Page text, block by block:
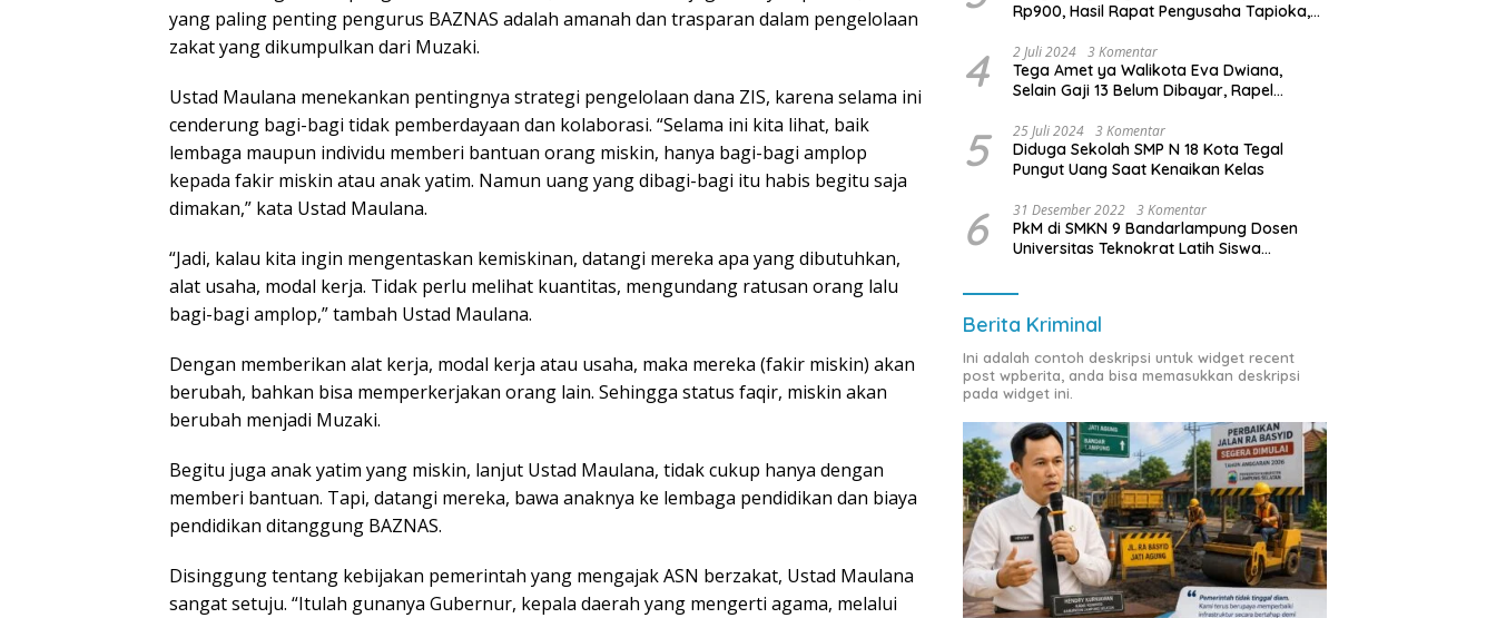
yang paling penting pengurus BAZNAS adalah amanah dan trasparan dalam pengelolaan
zakat yang dikumpulkan dari Muzaki.
Ustad Maulana menekankan pentingnya strategi pengelolaan dana ZIS, karena selama ini
cenderung bagi-bagi tidak pemberdayaan dan kolaborasi. “Selama ini kita lihat, baik
lembaga maupun individu memberi bantuan orang miskin, hanya bagi-bagi amplop
kepada fakir miskin atau anak yatim. Namun uang yang dibagi-bagi itu habis begitu saja
dimakan,” kata Ustad Maulana.
“Jadi, kalau kita ingin mengentaskan kemiskinan, datangi mereka apa yang dibutuhkan,
alat usaha, modal kerja. Tidak perlu melihat kuantitas, mengundang ratusan orang lalu
bagi-bagi amplop,” tambah Ustad Maulana.
Dengan memberikan alat kerja, modal kerja atau usaha, maka mereka (fakir miskin) akan
berubah, bahkan bisa memperkerjakan orang lain. Sehingga status faqir, miskin akan
berubah menjadi Muzaki.
Begitu juga anak yatim yang miskin, lanjut Ustad Maulana, tidak cukup hanya dengan
memberi bantuan. Tapi, datangi mereka, bawa anaknya ke lembaga pendidikan dan biaya
pendidikan ditanggung BAZNAS.
Disinggung tentang kebijakan pemerintah yang mengajak ASN berzakat, Ustad Maulana
sangat setuju. “Itulah gunanya Gubernur, kepala daerah yang mengerti agama, melalui
Rp900, Hasil Rapat Pengusaha Tapioka,
Lampung
4 2 Juli 2024 3 Komentar
Tega Amet ya Walikota Eva Dwiana,
Selain Gaji 13 Belum Dibayar, Rapel
Dibayar
5 25 Juli 2024 3 Komentar
Diduga Sekolah SMP N 18 Kota Tegal
Pungut Uang Saat Kenaikan Kelas
6 31 Desember 2022 3 Komentar
PkM di SMKN 9 Bandarlampung Dosen
Universitas Teknokrat Latih Siswa
Berita Kriminal
Ini adalah contoh deskripsi untuk widget recent
post wpberita, anda bisa memasukkan deskripsi
pada widget ini.